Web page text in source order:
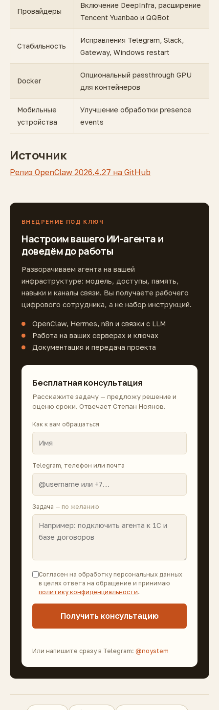
Провайдеры
Включение DeepInfra, расширение
Tencent Yuanbao и QQBot
Стабильность
Исправления Telegram, Slack,
Gateway, Windows restart
Docker
Опциональный passthrough GPU
для контейнеров
Мобильные
устройства
Улучшение обработки presence
events
Источник
Релиз OpenClaw 2026.4.27 на GitHub
ВНЕДРЕНИЕ ПОД КЛЮЧ
Настроим вашего ИИ-агента и
доведём до работы
Разворачиваем агента на вашей
инфраструктуре: модель, доступы, память,
навыки и каналы связи. Вы получаете рабочего
цифрового сотрудника, а не набор инструкций.
OpenClaw, Hermes, n8n и связки с LLM
Работа на ваших серверах и ключах
Документация и передача проекта
Бесплатная консультация
Расскажите задачу — предложу решение и
оценю сроки. Отвечает Степан Ноянов.
Как к вам обращаться
Telegram, телефон или почта
Задача — по желанию
Согласен на обработку персональных данных
в целях ответа на обращение и принимаю
политику конфиденциальности.
Получить консультацию
Или напишите сразу в Telegram: @noystem